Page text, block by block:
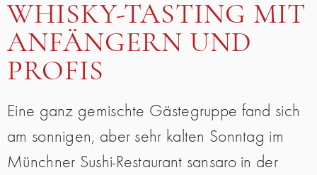
WHISKY-TASTING MIT
ANFÄNGERN UND
PROFIS
Eine ganz gemischte Gästegruppe fand sich
am sonnigen, aber sehr kalten Sonntag im
Münchner Sushi-Restaurant sansaro in der